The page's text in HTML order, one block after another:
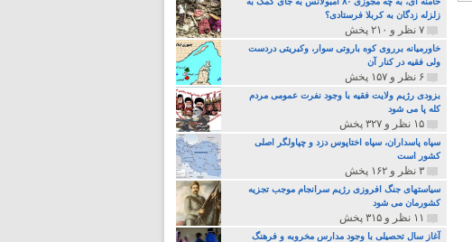
زلزله زدگان به کربلا فرستادی؟
۷ نظر و ۲۱۰ پخش
خاورمیانه برروی کوه باروتی سوار، وکبریتی دردست
ولی فقیه در کنار آن
۶ نظر و ۱۵۷ پخش
بزودی رژیم ولایت فقیه با وجود نفرت عمومی مردم
کله پا می شود
۱۵ نظر و ۳۲۷ پخش
سپاه پاسداران، سپاه اختاپوس دزد و چپاولگر اصلی
کشور است
۳ نظر و ۱۶۲ پخش
سیاستهای جنگ افروزی رژیم سرانجام موجب تجزیه
کشورمان می شود
۱۱ نظر و ۳۱۵ پخش
آغاز سال تحصیلی با وجود مدارس مخروبه و فرهنگ